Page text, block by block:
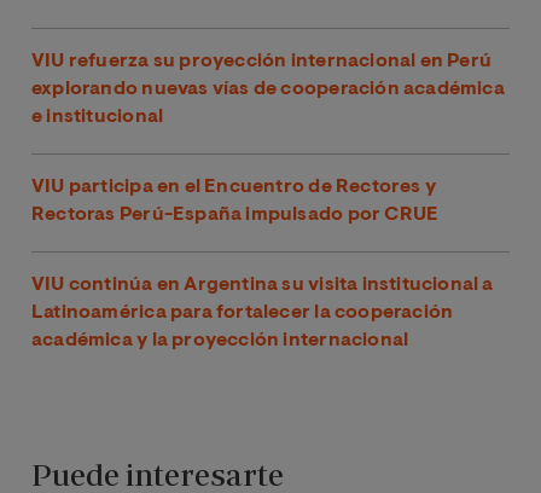
VIU refuerza su proyección internacional en Perú
explorando nuevas vías de cooperación académica
e institucional
VIU participa en el Encuentro de Rectores y
Rectoras Perú-España impulsado por CRUE
VIU continúa en Argentina su visita institucional a
Latinoamérica para fortalecer la cooperación
académica y la proyección internacional
Puede interesarte